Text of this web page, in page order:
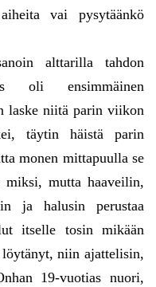
vai pysytäänkö
alttarilla tahdon
oli ensimmäinen
laske niitä parin viikon
täytin häistä parin
monen mittapuulla se
mutta haaveilin,
ja halusin perustaa
itselle tosin mikään
niin ajattelisin,
19-vuotias nuori,